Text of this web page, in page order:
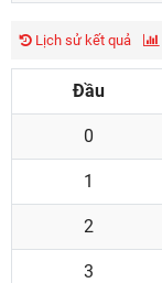
Lịch sử kết quả
Đầu
0
1
2
3